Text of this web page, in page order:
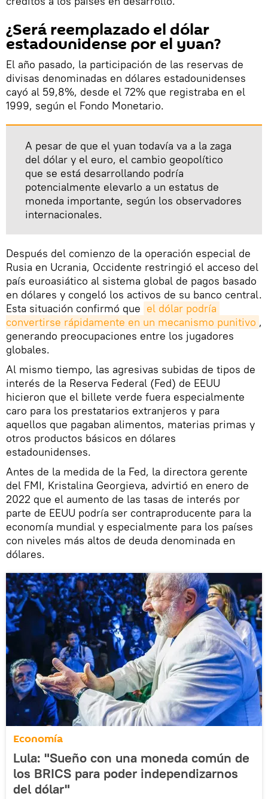
¿Será reemplazado el dólar
estadounidense por el yuan?
El año pasado, la participación de las reservas de
divisas denominadas en dólares estadounidenses
cayó al 59,8%, desde el 72% que registraba en el
1999, según el Fondo Monetario.
A pesar de que el yuan todavía va a la zaga
del dólar y el euro, el cambio geopolítico
que se está desarrollando podría
potencialmente elevarlo a un estatus de
moneda importante, según los observadores
internacionales.
Después del comienzo de la operación especial de
Rusia en Ucrania, Occidente restringió el acceso del
país euroasiático al sistema global de pagos basado
en dólares y congeló los activos de su banco central.
Esta situación confirmó que el dólar podría
convertirse rápidamente en un mecanismo punitivo ,
generando preocupaciones entre los jugadores
globales.
Al mismo tiempo, las agresivas subidas de tipos de
interés de la Reserva Federal (Fed) de EEUU
hicieron que el billete verde fuera especialmente
caro para los prestatarios extranjeros y para
aquellos que pagaban alimentos, materias primas y
otros productos básicos en dólares
estadounidenses.
Antes de la medida de la Fed, la directora gerente
del FMI, Kristalina Georgieva, advirtió en enero de
2022 que el aumento de las tasas de interés por
parte de EEUU podría ser contraproducente para la
economía mundial y especialmente para los países
con niveles más altos de deuda denominada en
dólares.
Economía
Lula: "Sueño con una moneda común de
los BRICS para poder independizarnos
del dólar"